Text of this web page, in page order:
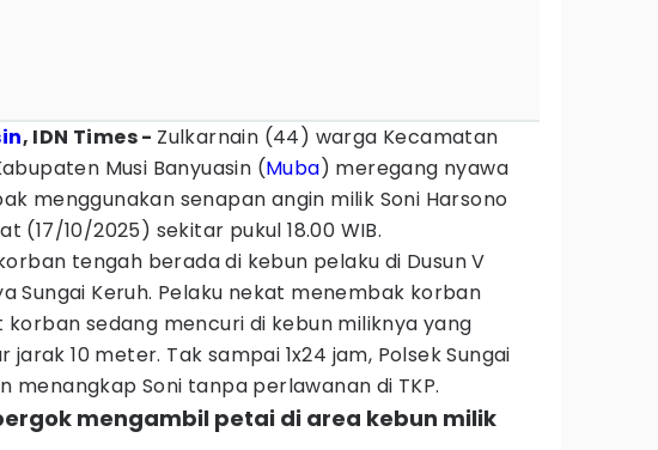
, IDN Times - Zulkarnain (44) warga Kecamatan
Musi Banyuasin (Muba) meregang nyawa
menggunakan senapan angin milik Soni Harsono
(17/10/2025) sekitar pukul 18.00 WIB.
tengah berada di kebun pelaku di Dusun V
Sungai Keruh. Pelaku nekat menembak korban
sedang mencuri di kebun miliknya yang
10 meter. Tak sampai 1x24 jam, Polsek Sungai
menangkap Soni tanpa perlawanan di TKP.
mengambil petai di area kebun milik